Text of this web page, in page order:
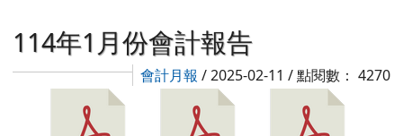
114年1月份會計報告
會計月報 / 2025-02-11 / 點閱數： 4270